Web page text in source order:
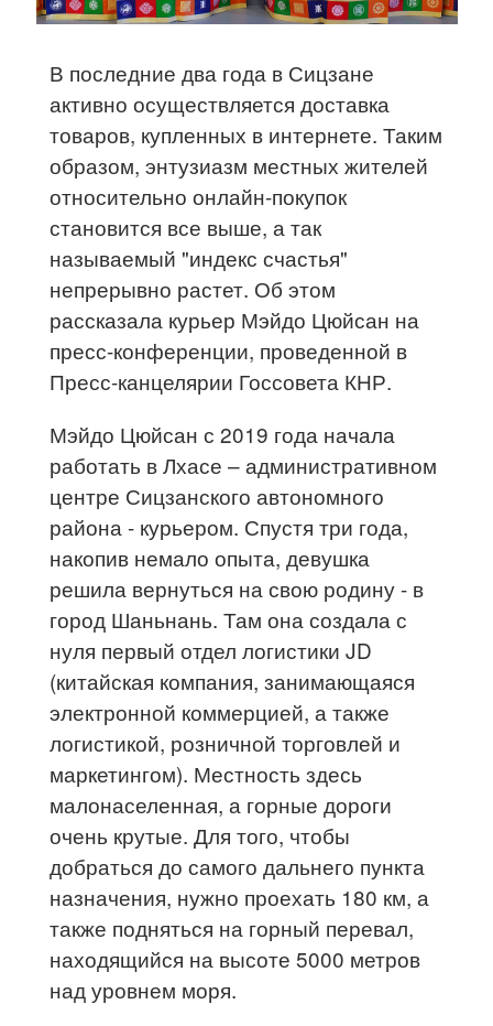
В последние два года в Сицзане
активно осуществляется доставка
товаров, купленных в интернете. Таким
образом, энтузиазм местных жителей
относительно онлайн-покупок
становится все выше, а так
называемый "индекс счастья"
непрерывно растет. Об этом
рассказала курьер Мэйдо Цюйсан на
пресс-конференции, проведенной в
Пресс-канцелярии Госсовета КНР.
Мэйдо Цюйсан с 2019 года начала
работать в Лхасе – административном
центре Сицзанского автономного
района - курьером. Спустя три года,
накопив немало опыта, девушка
решила вернуться на свою родину - в
город Шаньнань. Там она создала с
нуля первый отдел логистики JD
(китайская компания, занимающаяся
электронной коммерцией, а также
логистикой, розничной торговлей и
маркетингом). Местность здесь
малонаселенная, а горные дороги
очень крутые. Для того, чтобы
добраться до самого дальнего пункта
назначения, нужно проехать 180 км, а
также подняться на горный перевал,
находящийся на высоте 5000 метров
над уровнем моря.